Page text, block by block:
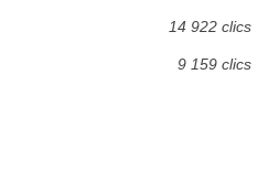
14 922 clics
9 159 clics